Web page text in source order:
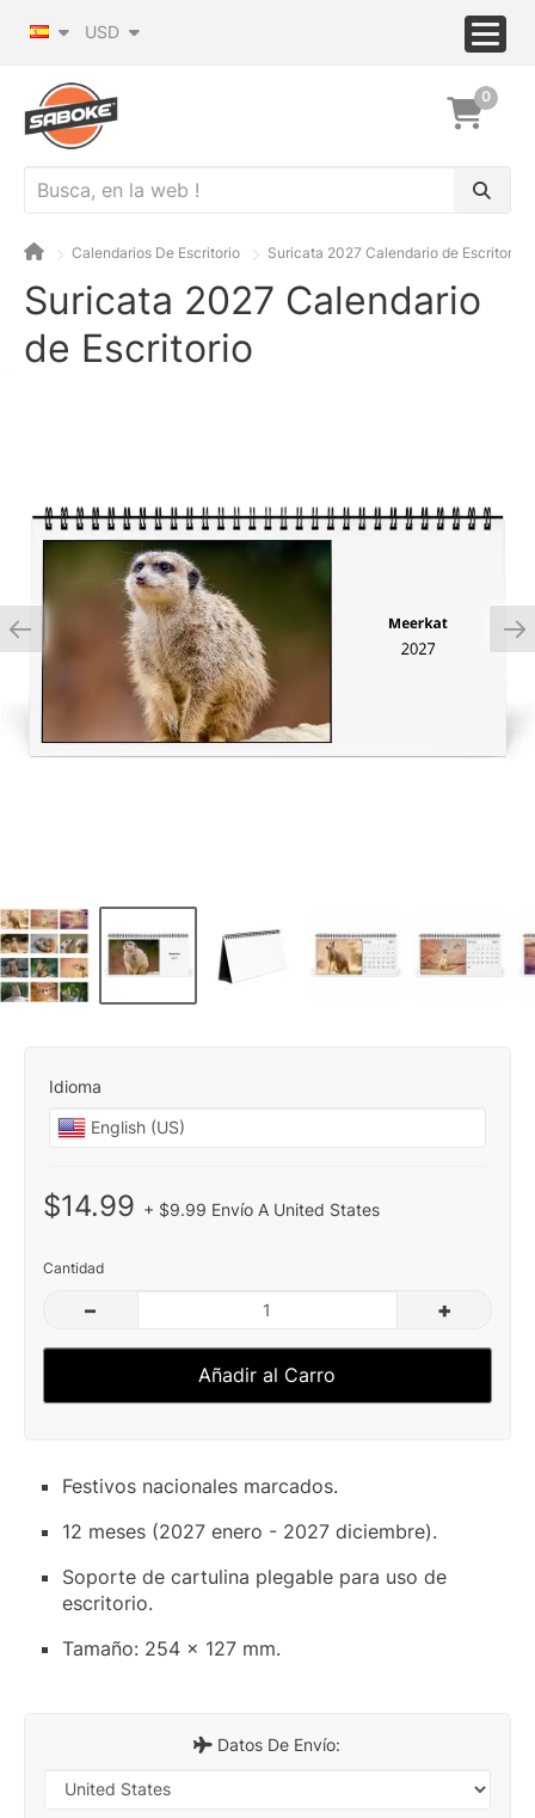
USD
0
Calendarios De Escritorio Suricata 2027 Calendario de Escritorio
Suricata 2027 Calendario
de Escritorio
Idioma
$14.99 + $9.99 Envío A United States
Cantidad
– +
Añadir al Carro
Festivos nacionales marcados.
12 meses (2027 enero - 2027 diciembre).
Soporte de cartulina plegable para uso de
escritorio.
Tamaño: 254 x 127 mm.
Datos De Envío: